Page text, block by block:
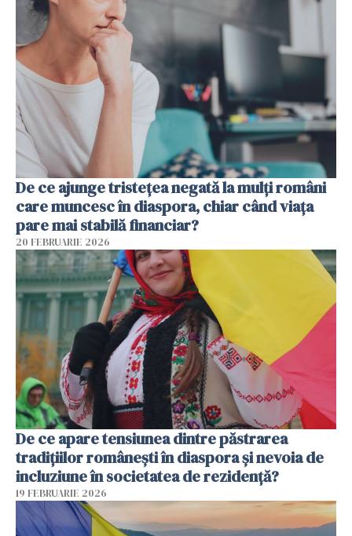
De ce ajunge tristețea negată la mulți români
care muncesc în diaspora, chiar când viața
pare mai stabilă financiar?
20 FEBRUARIE 2026
De ce apare tensiunea dintre păstrarea
tradițiilor românești în diaspora și nevoia de
incluziune în societatea de rezidență?
19 FEBRUARIE 2026